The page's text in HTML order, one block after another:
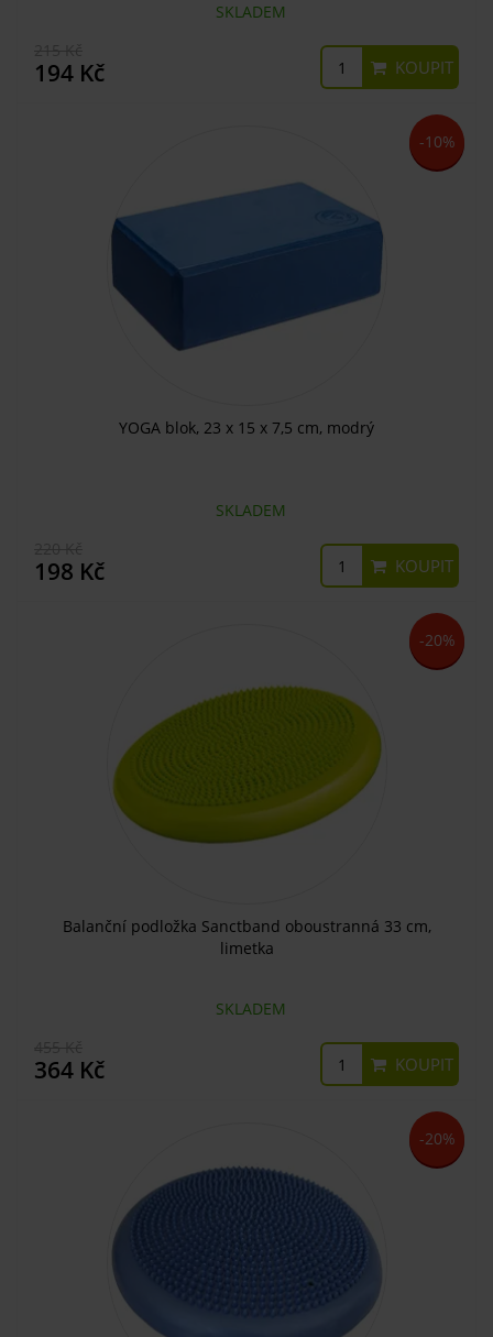
SKLADEM
194 Kč KOUPIT
-10%
YOGA blok, 23 x 15 x 7,5 cm, modrý
SKLADEM
198 Kč KOUPIT
-20%
Balanční podložka Sanctband oboustranná 33 cm,
limetka
SKLADEM
364 Kč KOUPIT
-20%